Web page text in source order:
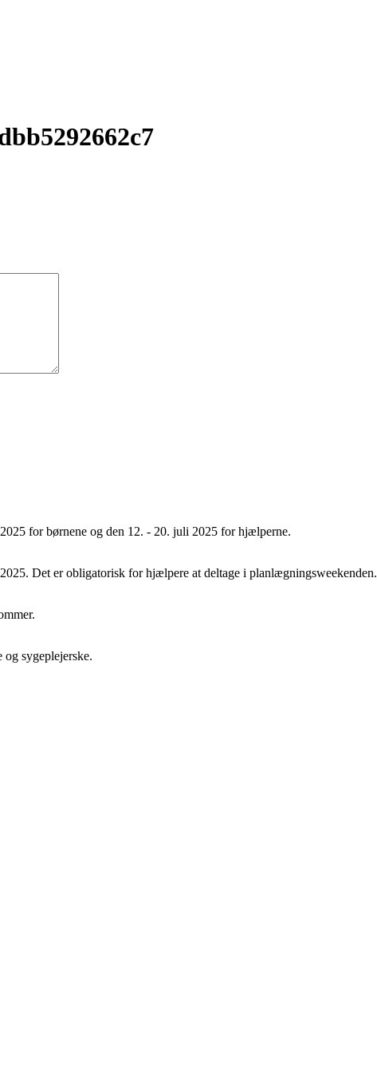
for børnene og den 12. - 20. juli 2025 for hjælperne.
Det er obligatorisk for hjælpere at deltage i planlægningsweekenden.
sygeplejerske.